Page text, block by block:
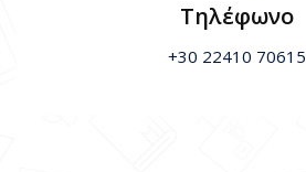
Τηλέφωνο
+30 22410 70615